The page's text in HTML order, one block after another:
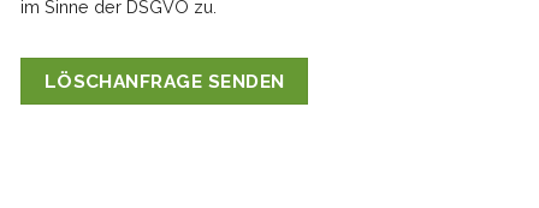
im Sinne der DSGVO zu.